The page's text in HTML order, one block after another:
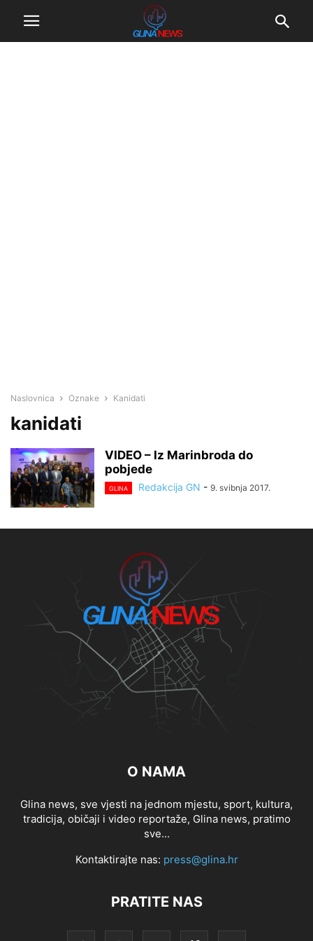
Naslovnica Oznake Kanidati
kanidati
VIDEO – Iz Marinbroda do
pobjede
GLINA Redakcija GN - 9. svibnja 2017.
O NAMA
Glina news, sve vjesti na jednom mjestu, sport, kultura,
tradicija, običaji i video reportaže, Glina news, pratimo
sve...
Kontaktirajte nas: press@glina.hr
PRATITE NAS